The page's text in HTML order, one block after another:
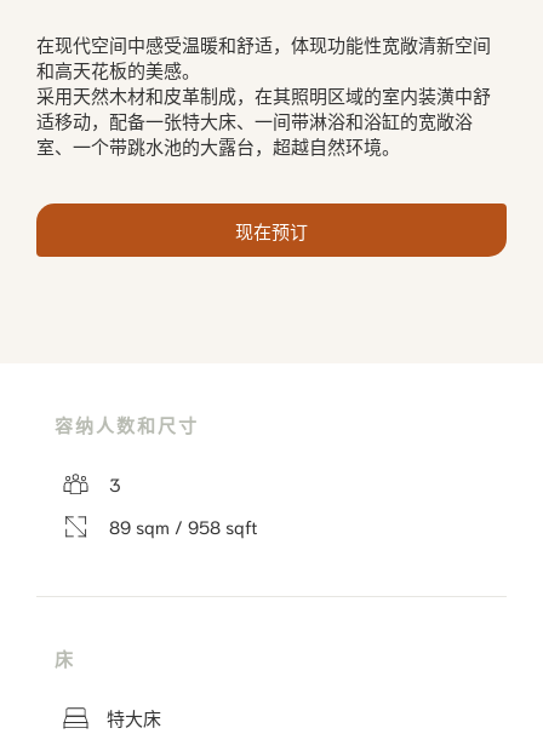
在现代空间中感受温暖和舒适，体现功能性宽敞清新空间
和高天花板的美感。
采用天然木材和皮革制成，在其照明区域的室内装潢中舒
适移动，配备一张特大床、一间带淋浴和浴缸的宽敞浴
室、一个带跳水池的大露台，超越自然环境。
现在预订
容纳人数和尺寸
3
89 sqm / 958 sqft
床
特大床